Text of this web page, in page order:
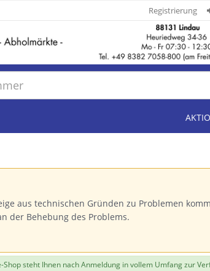
Registrierung
aus technischen Gründen zu Problemen
der Behebung des Problems.
steht Ihnen nach Anmeldung in vollem Umfang zur